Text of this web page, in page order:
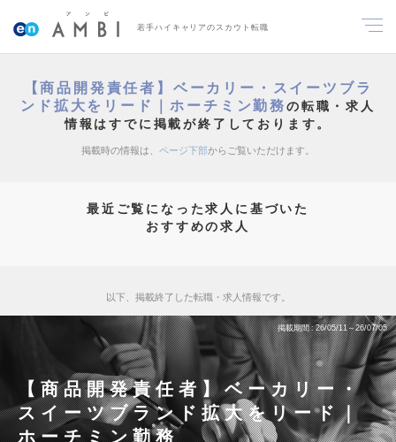
若手ハイキャリアのスカウト転職
【商品開発責任者】ベーカリー・スイーツブラ
ンド拡大をリード｜ホーチミン勤務の転職・求人
情報はすでに掲載が終了しております。
掲載時の情報は、 ページ下部からご覧いただけます。
最近ご覧になった求人に基づいた
おすすめの求人
以下、掲載終了した転職・求人情報です。
掲載期間 26/05/11～26/07/05
【商品開発責任者】ベーカリー・
スイーツブランド拡大をリード｜
ホーチミン勤務